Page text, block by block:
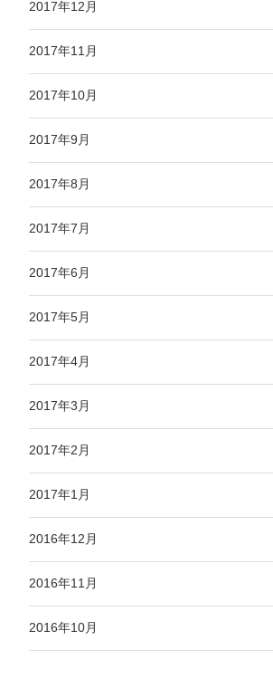
2017年12月
2017年11月
2017年10月
2017年9月
2017年8月
2017年7月
2017年6月
2017年5月
2017年4月
2017年3月
2017年2月
2017年1月
2016年12月
2016年11月
2016年10月